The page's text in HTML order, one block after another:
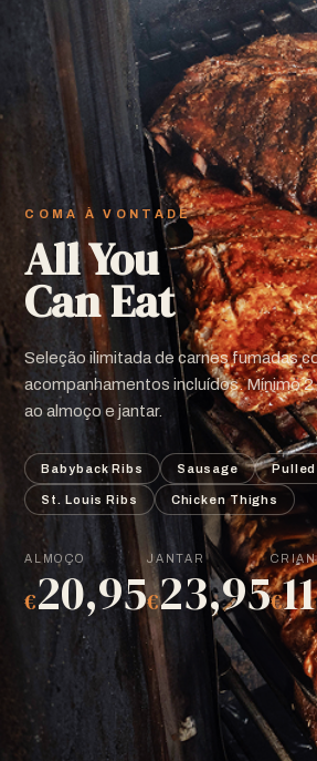
COMA À VONTADE
All You
Can Eat
Seleção ilimitada de carnes fumadas
acompanhamentos incluídos. Mínimo
ao almoço e jantar.
Babyback Ribs Sausage
St. Louis Ribs Chicken Thighs
ALMOÇO
€20,95
JANTAR
€23,95€11